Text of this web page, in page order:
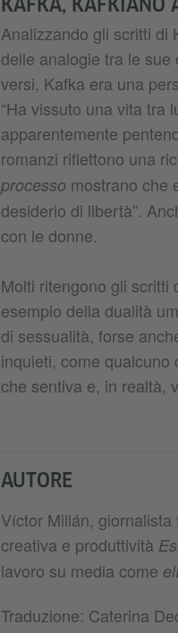
Analizzando gli scritti di
delle analogie tra le
versi, Kafka era una
“Ha vissuto una vita tra
apparentemente
romanzi riflettono una
processo mostrano che
desiderio di libertà”.
con le donne.
Molti ritengono gli scritti
esempio della dualità
di sessualità, forse
inquieti, come
che sentiva e, in realtà,
AUTORE
Víctor Millán,
creativa e produttività
lavoro su media come
Traduzione: Caterina